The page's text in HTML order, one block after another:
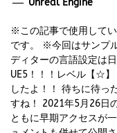
※この記事で使用して
です。 ※今回はサンプ
ディターの言語設定は
UE5！！！レベル【☆】
したよ！！ 待ちに待っ
すね！ 2021年5月26日
ともに早期アクセスが